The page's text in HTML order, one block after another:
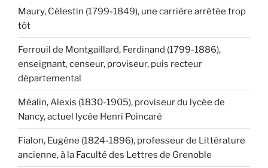
Maury, Célestin (1799-1849), une carrière arrêtée trop
tôt
Ferrouil de Montgaillard, Ferdinand (1799-1886),
enseignant, censeur, proviseur, puis recteur
départemental
Méalin, Alexis (1830-1905), proviseur du lycée de
Nancy, actuel lycée Henri Poincaré
Fialon, Eugène (1824-1896), professeur de Littérature
ancienne, à la Faculté des Lettres de Grenoble